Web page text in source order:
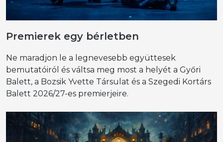
Premierek egy bérletben
Ne maradjon le a legnevesebb együttesek
bemutatóiról és váltsa meg most a helyét a Győri
Balett, a Bozsik Yvette Társulat és a Szegedi Kortárs
Balett 2026/27-es premierjeire.